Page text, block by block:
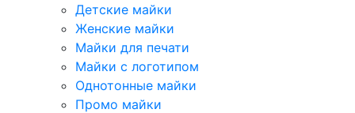
Детские майки
Женские майки
Майки для печати
Майки с логотипом
Однотонные майки
Промо майки